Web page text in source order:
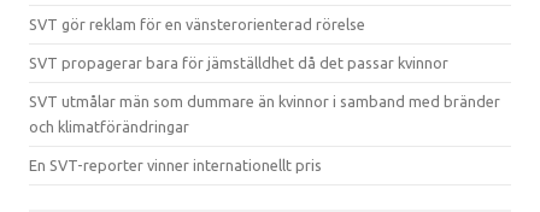
SVT gör reklam för en vänsterorienterad rörelse
SVT propagerar bara för jämställdhet då det passar kvinnor
SVT utmålar män som dummare än kvinnor i samband med bränder
och klimatförändringar
En SVT-reporter vinner internationellt pris